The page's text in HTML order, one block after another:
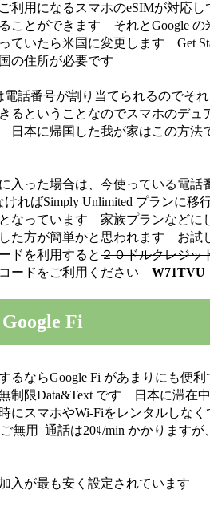
利用になるスマホのeSIMが対応
ことができます それとGoogle
ていたら米国に変更します Get
の住所が必要です
電話番号が割り当てられるのでそ
るということなのでスマホのデュ
本に帰国した我が家はこの方法
入った場合は、今使っている電話
ればSimply Unlimited プランに移
なっています 家族プランなどに
た方が簡単かと思われます お試
ドを利用すると２０ドルクレジッ
ードをご利用ください W71TVU
Fi
るならGoogle Fi があまりにも便
制限Data&Text です 日本に滞在
にスマホやWi-Fiをレンタルしなく
無用 通話は20¢/min かかります
入が最も安く設定されています